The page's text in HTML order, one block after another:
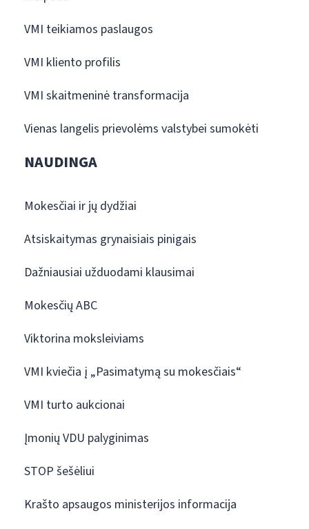
VMI teikiamos paslaugos
VMI kliento profilis
VMI skaitmeninė transformacija
Vienas langelis prievolėms valstybei sumokėti
NAUDINGA
Mokesčiai ir jų dydžiai
Atsiskaitymas grynaisiais pinigais
Dažniausiai užduodami klausimai
Mokesčių ABC
Viktorina moksleiviams
VMI kviečia į „Pasimatymą su mokesčiais“
VMI turto aukcionai
Įmonių VDU palyginimas
STOP šešėliui
Krašto apsaugos ministerijos informacija